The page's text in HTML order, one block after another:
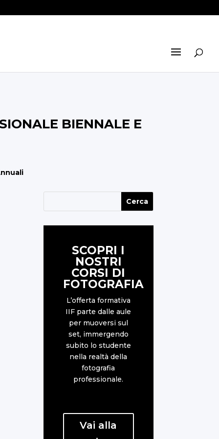
BIENNALE E
SCOPRI I
NOSTRI
CORSI DI
FOTOGRAFIA
L’offerta formativa
IIF parte dalle aule
per muoversi sul
set, immergendo
subito lo studente
nella realtà della
fotografia
professionale.
Vai alla